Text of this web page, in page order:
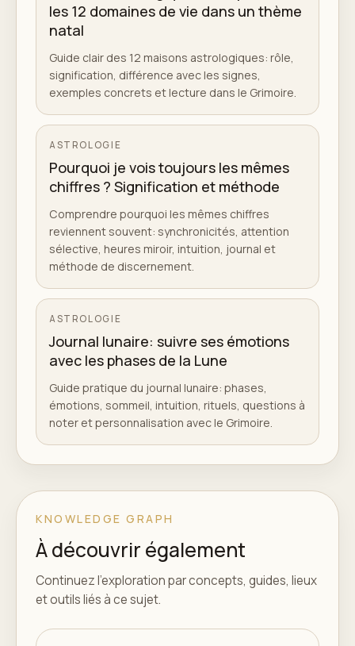
les 12 domaines de vie dans un thème
natal
Guide clair des 12 maisons astrologiques: rôle,
signification, différence avec les signes,
exemples concrets et lecture dans le Grimoire.
ASTROLOGIE
Pourquoi je vois toujours les mêmes
chiffres ? Signification et méthode
Comprendre pourquoi les mêmes chiffres
reviennent souvent: synchronicités, attention
sélective, heures miroir, intuition, journal et
méthode de discernement.
ASTROLOGIE
Journal lunaire: suivre ses émotions
avec les phases de la Lune
Guide pratique du journal lunaire: phases,
émotions, sommeil, intuition, rituels, questions à
noter et personnalisation avec le Grimoire.
KNOWLEDGE GRAPH
À découvrir également
Continuez l'exploration par concepts, guides, lieux
et outils liés à ce sujet.